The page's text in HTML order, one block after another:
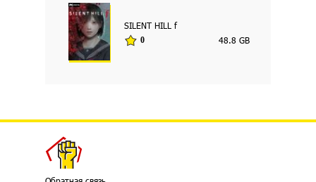
SILENT HILL f
0 48.8 GB